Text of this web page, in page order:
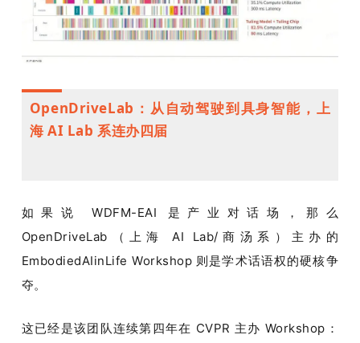
OpenDriveLab：从自动驾驶到具身智能，上
海 AI Lab 系连办四届
如果说 WDFM-EAI 是产业对话场，那么
OpenDriveLab（上海 AI Lab/商汤系）主办的
EmbodiedAIinLife Workshop 则是学术话语权的硬核争
夺。
这已经是该团队连续第四年在 CVPR 主办 Workshop：